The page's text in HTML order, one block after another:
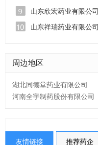
山东欣宏药业有限公司
山东祥瑞药业有限公司
周边地区
湖北同德堂药业有限公司
河南全宇制药股份有限公司
友情链接 推荐药企